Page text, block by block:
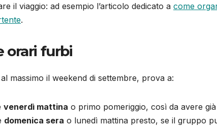
il viaggio: ad esempio l’articolo dedicato a come
.
orari furbi
massimo il weekend di settembre, prova a:
venerdì mattina o primo pomeriggio, così da avere
domenica sera o lunedì mattina presto, se il gruppo